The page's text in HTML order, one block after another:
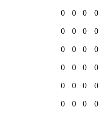
0 0 0 0
0 0 0 0
0 0 0 0
0 0 0 0
0 0 0 0
0 0 0 0